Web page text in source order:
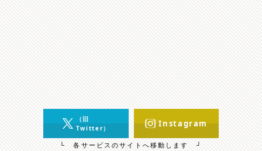
（旧
Twitter）
Instagram
└ 各サービスのサイトへ移動します ┘